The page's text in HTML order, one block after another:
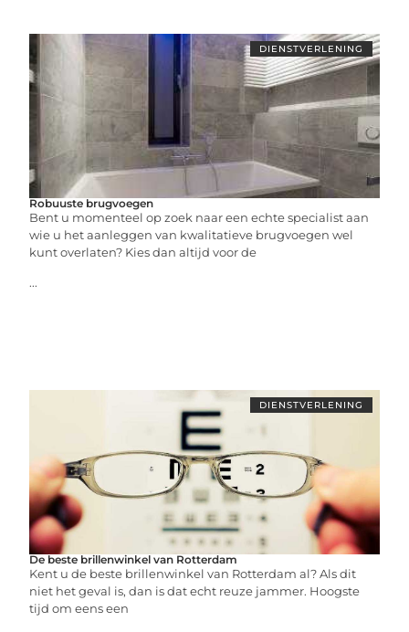
DIENSTVERLENING
Robuuste brugvoegen
Bent u momenteel op zoek naar een echte specialist aan
wie u het aanleggen van kwalitatieve brugvoegen wel
kunt overlaten? Kies dan altijd voor de
...
DIENSTVERLENING
De beste brillenwinkel van Rotterdam
Kent u de beste brillenwinkel van Rotterdam al? Als dit
niet het geval is, dan is dat echt reuze jammer. Hoogste
tijd om eens een